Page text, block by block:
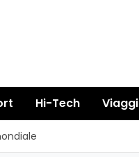
Hi-Tech Viaggi